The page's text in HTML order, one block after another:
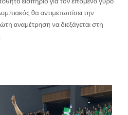
θα αντιμετωπίσει την
αναμέτρηση να διεξάγεται στη